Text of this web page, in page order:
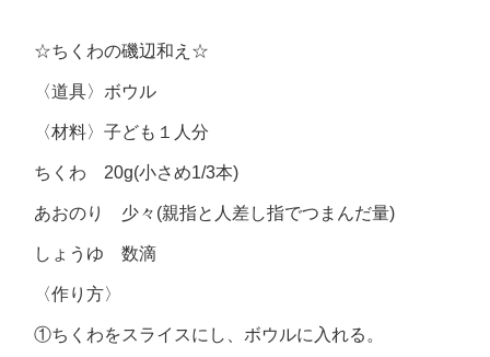
☆ちくわの磯辺和え☆
〈道具〉ボウル
〈材料〉子ども１人分
ちくわ 20g(小さめ1/3本)
あおのり 少々(親指と人差し指でつまんだ量)
しょうゆ 数滴
〈作り方〉
①ちくわをスライスにし、ボウルに入れる。